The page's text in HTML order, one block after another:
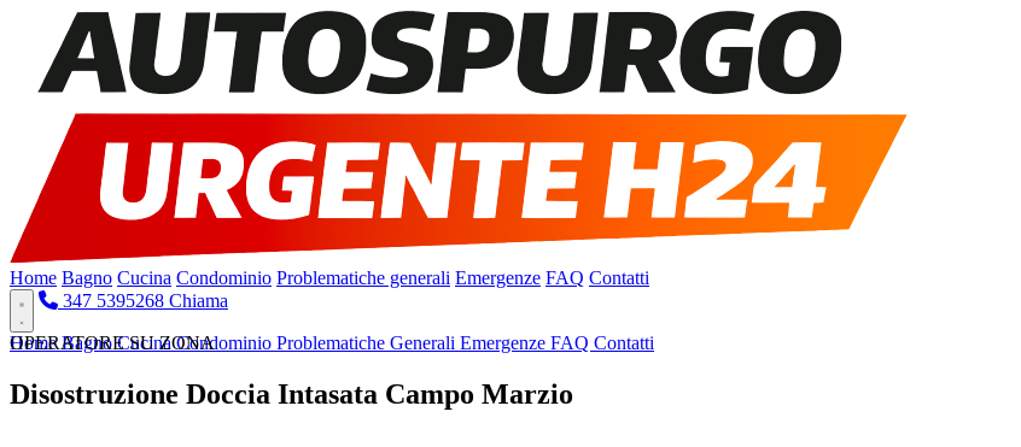
Home Bagno Cucina Condominio Problematiche generali Emergenze FAQ Contatti
347 5395268 Chiama
HomeBagnoCucinaCondominio Problematiche Generali Emergenze FAQ Contatti
OPERATORE SU ZONA
Disostruzione Doccia Intasata Campo Marzio